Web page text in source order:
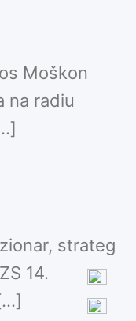
Moškon
na radiu
strateg
14.